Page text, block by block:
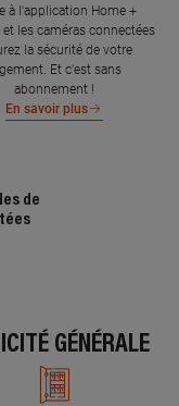
à l'application Home +
les caméras connectées
la sécurité de votre
Et c'est sans
abonnement !
En savoir plus
de
GÉNÉRALE